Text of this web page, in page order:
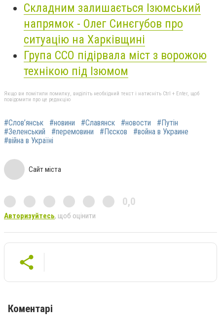
Складним залишається Ізюмський
напрямок - Олег Синєгубов про
ситуацію на Харківщині
Група ССО підірвала міст з ворожою
технікою під Ізюмом
Якщо ви помітили помилку, виділіть необхідний текст і натисніть Ctrl + Enter, щоб
повідомити про це редакцію
#Слов’янськ #новини #Славянск #новости
#Путін
#Зеленський
#перемовини #Пєсков
#война в Украине
#війна в Україні
Сайт міста
0,0
Авторизуйтесь, щоб оцінити
Коментарі